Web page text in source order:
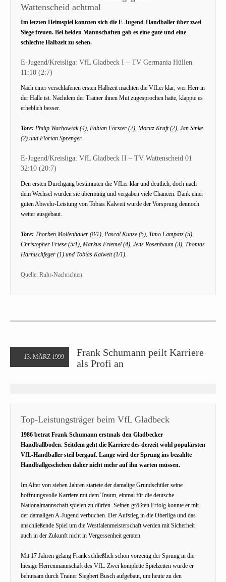
Wattenscheid achtmal
Im letzten Heimspiel konnten sich die E-Jugend-Handballer über zwei
Siege freuen. Bei beiden Mannschaften gab es eine gute und eine
schlechte Halbzeit zu sehen.
E-Jugend/Kreisliga: VfL Gladbeck I – TV Germania Hüllen
11:10 (2:7)
Nach einer verschlafenen ersten Halbzeit machten die VfLer klar, wer Herr in
der Halle ist. Nachdem der Trainer ihnen Mut zugesprochen hatte, klappte es
erheblich besser.
Tore: Philip Wachowiak (4), Fabian Förster (2), Moritz Kraft (2), Jan Sinke
(2) und Florian Sprenger.
E-Jugend/Kreisliga: VfL Gladbeck II – TV Wattenscheid 01
32:10 (20:7)
Den ersten Durchgang bestimmten die VfLer klar und deutlich, doch nach
dem Wechsel wurden sie übermütig und vergaben viele Chancen. Dank einer
guten Abwehr-Leistung von Tobias Kalweit wurde der Vorsprung dennoch
weiter ausgebaut.
Tore: Thorben Mollenhauer (8/1), Pascal Kunze (5), Timo Lampatz (5),
Christopher Friese (5/1), Markus Friemel (4), Jens Rosenbaum (3), Thomas
Harnischfeger (1) und Tobias Kalweit (1/1).
Quelle: Ruhr-Nachrichten
13. MÄRZ 1999
Frank Schumann peilt Karriere
als Profi an
Top-Leistungsträger beim VfL Gladbeck
1986 betrat Frank Schumann erstmals den Gladbecker
Handballboden. Seitdem geht die Karriere des derzeit wohl populärsten
VfL-Handballer steil bergauf. Lange wird der Sprung ins bezahlte
Handballgeschehen daher nicht mehr auf ihn warten müssen.
Im Alter von sieben Jahren startete der damalige Grundschüler seine
hoffnungsvolle Karriere mit dem Traum, einmal für die deutsche
Nationalmannschaft spielen zu dürfen. Seinen größten Erfolg konnte er mit
der damaligen A-Jugend verbuchen. Der Aufstieg in die Oberliga und das
anschließende Spiel um die Westfalenmeisterschaft werden mit Sicherheit
auch in der Zukunft nicht in Vergessenheit geraten.
Mit 17 Jahren gelang Frank schließlich schon vorzeitig der Sprung in die
hiesige Herrenmannschaft des VfL. Zwei komplette Spielzeiten wurde er
behutsam durch Trainer Siegbert Busch aufgebaut, um heute zu den